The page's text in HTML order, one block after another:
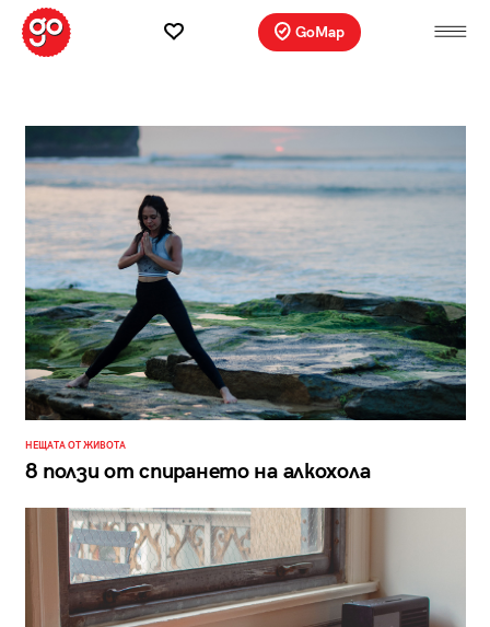
GoMap
НЕЩАТА ОТ ЖИВОТА
8 ползи от спирането на алкохола